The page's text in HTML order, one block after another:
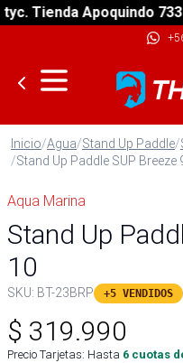
Apoquindo 7331.
Inicio/Agua/Stand Up Paddle/
/Stand Up Paddle SUP Breeze
Aqua Marina
Stand Up
10
SKU: BT-23BRP +5 VENDIDOS
$ 319.990
Precio Tarjetas: Hasta 6 cuotas